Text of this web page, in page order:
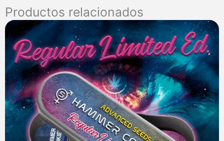
Productos relacionados